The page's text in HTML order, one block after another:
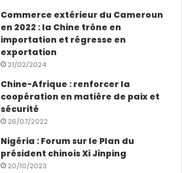
Commerce extérieur du Cameroun
en 2022 : la Chine trône en
importation et régresse en
exportation
21/02/2024
Chine-Afrique : renforcer la
coopération en matière de paix et
sécurité
26/07/2022
Nigéria : Forum sur le Plan du
président chinois Xi Jinping
20/10/2023